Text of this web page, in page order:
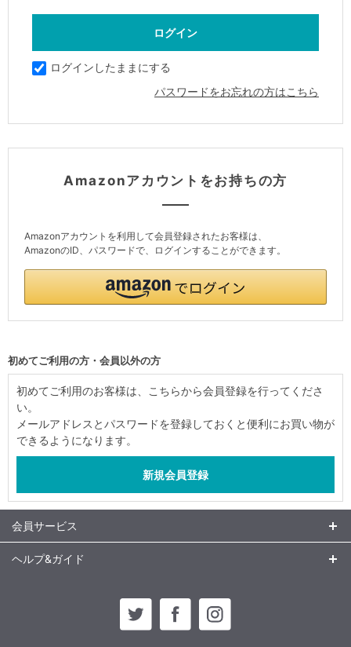
ログインしたままにする
パスワードをお忘れの方はこちら
Amazonアカウントをお持ちの方
Amazonアカウントを利用して会員登録されたお客様は、
AmazonのID、パスワードで、ログインすることができます。
初めてご利用の方・会員以外の方
初めてご利用のお客様は、こちらから会員登録を行ってくださ
い。
メールアドレスとパスワードを登録しておくと便利にお買い物が
できるようになります。
会員サービス
ヘルプ&ガイド